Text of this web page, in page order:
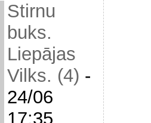
Stirnu
buks.
Liepājas
Vilks. (4) -
24/06
17:35